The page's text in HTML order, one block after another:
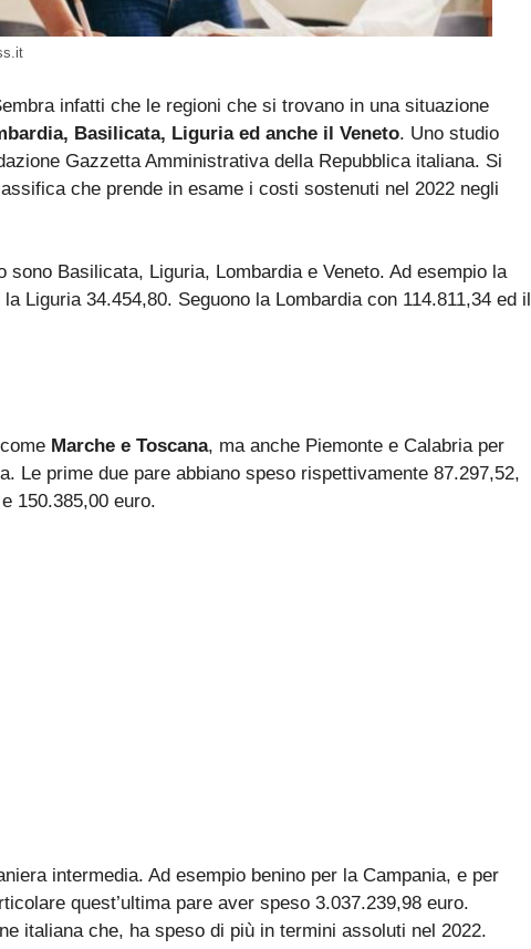
infatti che le regioni che si trovano in una situazione
Basilicata, Liguria ed anche il Veneto. Uno studio
Gazzetta Amministrativa della Repubblica italiana. Si
che prende in esame i costi sostenuti nel 2022 negli
Basilicata, Liguria, Lombardia e Veneto. Ad esempio la
Liguria 34.454,80. Seguono la Lombardia con 114.811,34 ed il
Marche e Toscana, ma anche Piemonte e Calabria per
Le prime due pare abbiano speso rispettivamente 87.297,52,
150.385,00 euro.
intermedia. Ad esempio benino per la Campania, e per
quest’ultima pare aver speso 3.037.239,98 euro.
italiana che, ha speso di più in termini assoluti nel 2022.